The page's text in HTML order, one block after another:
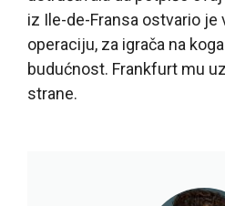
iz Ile-de-Fransa ostvario
operaciju, za igrača na
budućnost. Frankfurt mu
strane.